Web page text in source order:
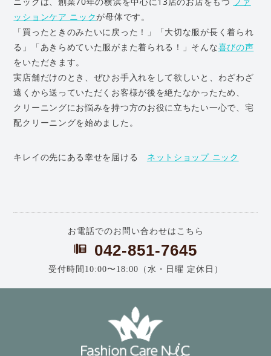
ッションケア ニックが母体です。
「買ったときのみたいに戻った！」「大切な服が長く着られ
る」「あきらめていた服がまた着られる！」そんな喜びの声
をいただきます。
実店舗だけのとき、ぜひお手入れをして欲しいと、わざわざ
遠くから送っていただくお客様が後を絶たなかったため、
クリーニングにお悩みを持つ方のお役に立ちたい一心で、宅
配クリーニングを始めました。
キレイの先にある幸せを届ける ネットショップ ニック
お電話でのお問い合わせはこちら
042-851-7645
受付時間10:00〜18:00（水・日曜 定休日）